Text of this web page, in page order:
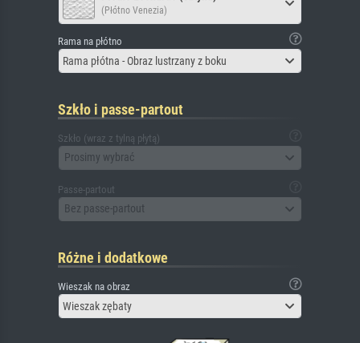
(Płótno Venezia)
Rama na płótno
Rama płótna - Obraz lustrzany z boku
Szkło i passe-partout
Szkło (wraz z tylną płytą)
Prosimy wybrać
Passe-partout
Bez passe-partout
Różne i dodatkowe
Wieszak na obraz
Wieszak zębaty